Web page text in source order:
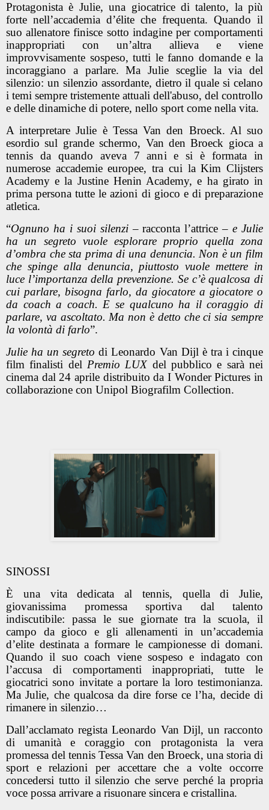
Protagonista è Julie, una giocatrice di talento, la più
forte nell’accademia d’élite che frequenta. Quando il
suo allenatore finisce sotto indagine per comportamenti
inappropriati con un’altra allieva e viene
improvvisamente sospeso, tutti le fanno domande e la
incoraggiano a parlare. Ma Julie sceglie la via del
silenzio: un silenzio assordante, dietro il quale si celano
i temi sempre tristemente attuali dell'abuso, del controllo
e delle dinamiche di potere, nello sport come nella vita.
A interpretare Julie è Tessa Van den Broeck. Al suo
esordio sul grande schermo, Van den Broeck gioca a
tennis da quando aveva 7 anni e si è formata in
numerose accademie europee, tra cui la Kim Clijsters
Academy e la Justine Henin Academy, e ha girato in
prima persona tutte le azioni di gioco e di preparazione
atletica.
“Ognuno ha i suoi silenzi– racconta l’attrice –eJulie
ha un segreto vuole esplorare proprio quella zona
d’ombra che sta prima di una denuncia. Non è un film
che spinge alla denuncia, piuttosto vuole mettere in
luce l’importanza della prevenzione. Se c’è qualcosa di
cui parlare, bisogna farlo, da giocatore a giocatore o
da coach a coach. E se qualcuno ha il coraggio di
parlare, va ascoltato. Ma non è detto che ci sia sempre
la volontà di farlo”.
Julie ha un segretodi Leonardo Van Dijl è tra i cinque
film finalisti del Premio LUX del pubblico e sarà nei
cinema dal 24 aprile distribuito da I Wonder Pictures in
collaborazione con Unipol Biografilm Collection.
SINOSSI
È una vita dedicata al tennis, quella di Julie,
giovanissima promessa sportiva dal talento
indiscutibile: passa le sue giornate tra la scuola, il
campo da gioco e gli allenamenti in un’accademia
d’elite destinata a formare le campionesse di domani.
Quando il suo coach viene sospeso e indagato con
l’accusa di comportamenti inappropriati, tutte le
giocatrici sono invitate a portare la loro testimonianza.
Ma Julie, che qualcosa da dire forse ce l’ha, decide di
rimanere in silenzio…
Dall’acclamato regista Leonardo Van Dijl, un racconto
di umanità e coraggio con protagonista la vera
promessa del tennis Tessa Van den Broeck, una storia di
sport e relazioni per accettare che a volte occorre
concedersi tutto il silenzio che serve perché la propria
voce possa arrivare a risuonare sincera e cristallina.